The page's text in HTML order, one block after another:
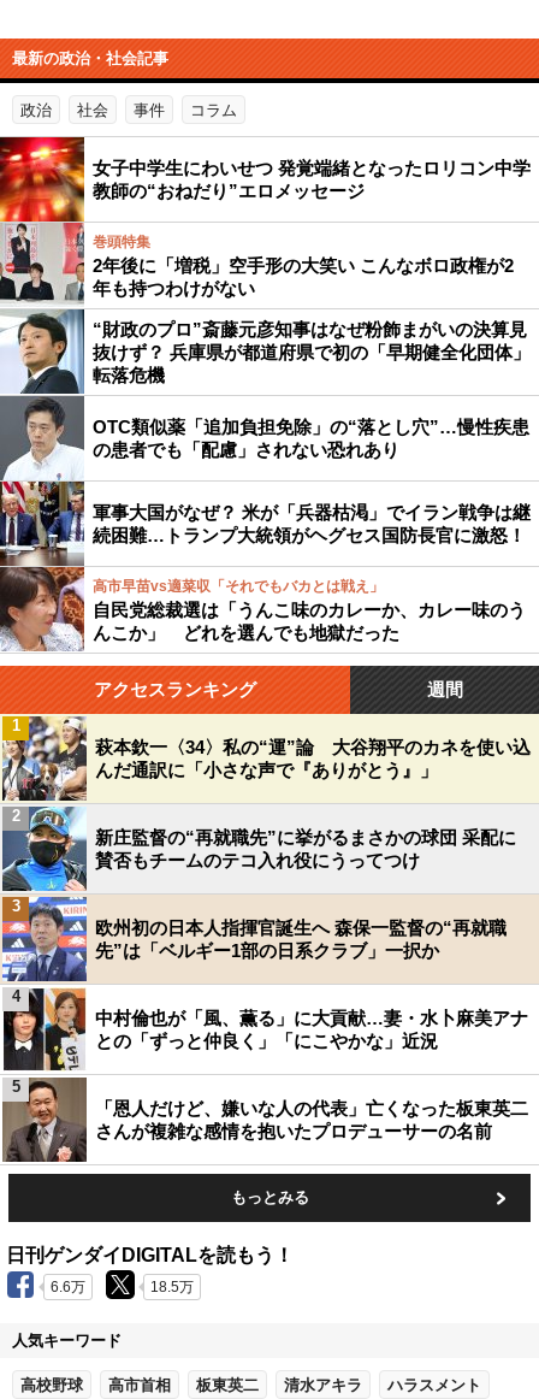
最新の政治・社会記事
政治 社会 事件 コラム
女子中学生にわいせつ 発覚端緒となったロリコン中学
教師の“おねだり”エロメッセージ
巻頭特集
2年後に「増税」空手形の大笑い こんなボロ政権が2
年も持つわけがない
“財政のプロ”斎藤元彦知事はなぜ粉飾まがいの決算見
抜けず？ 兵庫県が都道府県で初の「早期健全化団体」
転落危機
OTC類似薬「追加負担免除」の“落とし穴”…慢性疾患
の患者でも「配慮」されない恐れあり
軍事大国がなぜ？ 米が「兵器枯渇」でイラン戦争は継
続困難…トランプ大統領がヘグセス国防長官に激怒！
高市早苗vs適菜収「それでもバカとは戦え」
自民党総裁選は「うんこ味のカレーか、カレー味のう
んこか」 どれを選んでも地獄だった
アクセスランキング 週間
萩本欽一〈34〉私の“運”論 大谷翔平のカネを使い込
んだ通訳に「小さな声で『ありがとう』」
1
新庄監督の“再就職先”に挙がるまさかの球団 采配に
賛否もチームのテコ入れ役にうってつけ
2
欧州初の日本人指揮官誕生へ 森保一監督の“再就職
先”は「ベルギー1部の日系クラブ」一択か
3
中村倫也が「風、薫る」に大貢献…妻・水卜麻美アナ
との「ずっと仲良く」「にこやかな」近況
4
「恩人だけど、嫌いな人の代表」亡くなった板東英二
さんが複雑な感情を抱いたプロデューサーの名前
5
もっとみる
日刊ゲンダイDIGITALを読もう！
6.6万 18.5万
人気キーワード
高校野球 高市首相 板東英二 清水アキラ ハラスメント